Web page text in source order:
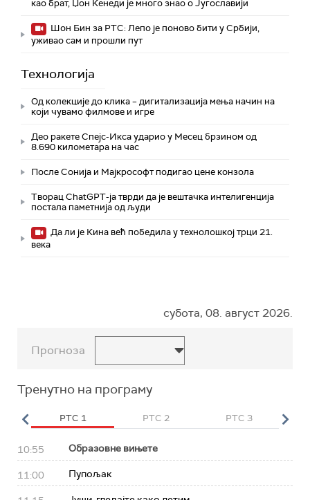
као брат, Џон Кенеди је много знао о Југославији
Шон Бин за РТС: Лепо је поново бити у Србији,
уживао сам и прошли пут
Технологијa
Од колекције до клика – дигитализација мења начин на
који чувамо филмове и игре
Део ракете Спејс-Икса ударио у Месец брзином од
8.690 километара на час
После Сонија и Мајкрософт подигао цене конзола
Творац ChatGPT-ја тврди да је вештачка интелигенција
постала паметнија од људи
Да ли је Кина већ победила у технолошкој трци 21.
века
субота, 08. август 2026.
Прогноза
Тренутно на програму
РТС 1 РТС 2 РТС 3
10:55 Образовне вињете
11:00 Пупољак